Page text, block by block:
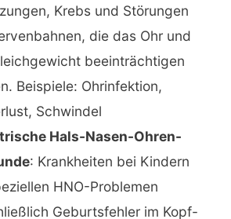
Krebs und Störungen
die das Ohr und
beeinträchtigen
Beispiele: Ohrinfektion,
Schwindel
Hals-Nasen-Ohren-
: Krankheiten bei Kindern
HNO-Problemen
Geburtsfehler im Kopf-